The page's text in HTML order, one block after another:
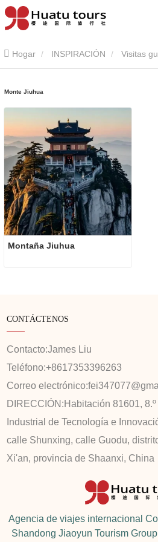
Hogar INSPIRACIÓN Visitas
Monte Jiuhua
Montaña Jiuhua
CONTÁCTENOS
Contacto:James Liu
Teléfono:+8617353396263
Correo electrónico:
DIRECCIÓN: Habitación 81601,
Industrial de Tecnología e
calle Shunxing, calle Guodu,
Xi'an, provincia de Shaanxi, China
Agencia de viajes internacional
Shandong Jiaoyun Tourism